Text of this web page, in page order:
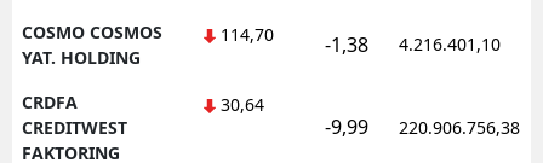
COSMO COSMOS
YAT. HOLDING
114,70 -1,38 4.216.401,10
CRDFA
CREDITWEST
FAKTORING
30,64
-9,99 220.906.756,38